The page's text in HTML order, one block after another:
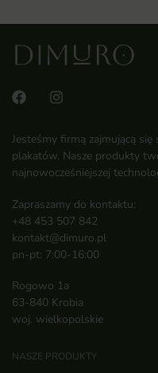
Jesteśmy firmą zajmującą
plakatów. Nasze produkty
najnowocześniejszej
Zapraszamy do kontaktu:
+48 453 507 842
kontakt@dimuro.pl
pn-pt: 7:00-16:00
Rogowo 1a
63-840 Krobia
woj. wielkopolskie
NASZE PRODUKTY